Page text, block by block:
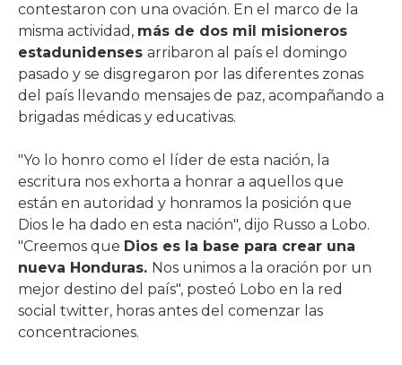
contestaron con una ovación. En el marco de la
misma actividad, más de dos mil misioneros
estadunidenses arribaron al país el domingo
pasado y se disgregaron por las diferentes zonas
del país llevando mensajes de paz, acompañando a
brigadas médicas y educativas.
"Yo lo honro como el líder de esta nación, la
escritura nos exhorta a honrar a aquellos que
están en autoridad y honramos la posición que
Dios le ha dado en esta nación", dijo Russo a Lobo.
"Creemos que Dios es la base para crear una
nueva Honduras. Nos unimos a la oración por un
mejor destino del país", posteó Lobo en la red
social twitter, horas antes del comenzar las
concentraciones.